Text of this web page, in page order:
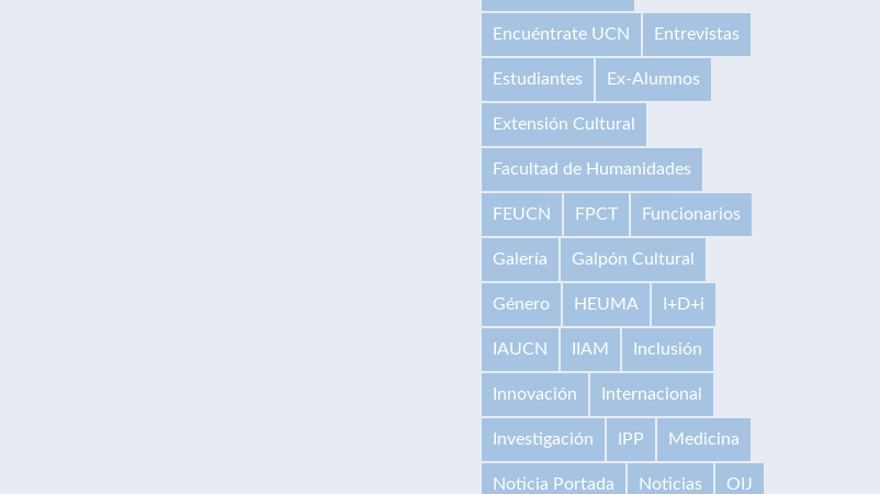
Encuéntrate UCN Entrevistas
Estudiantes Ex-Alumnos
Extensión Cultural
Facultad de Humanidades
FEUCN FPCT Funcionarios
Galería Galpón Cultural
Género HEUMA I+D+i
IAUCN IIAM Inclusión
Innovación Internacional
Investigación IPP Medicina
Noticia Portada Noticias OIJ